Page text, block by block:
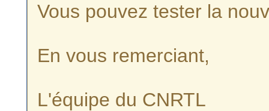
Vous pouvez tester la
En vous remerciant,
L'équipe du CNRTL